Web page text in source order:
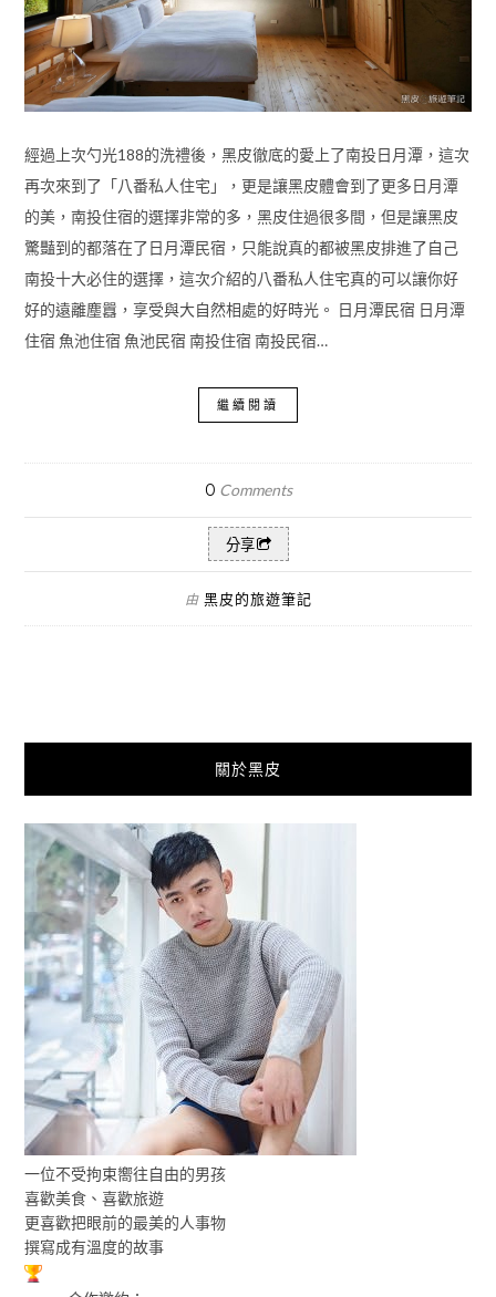
經過上次勺光188的洗禮後，黑皮徹底的愛上了南投日月潭，這次
再次來到了「八番私人住宅」，更是讓黑皮體會到了更多日月潭
的美，南投住宿的選擇非常的多，黑皮住過很多間，但是讓黑皮
驚豔到的都落在了日月潭民宿，只能說真的都被黑皮排進了自己
南投十大必住的選擇，這次介紹的八番私人住宅真的可以讓你好
好的遠離塵囂，享受與大自然相處的好時光。 日月潭民宿 日月潭
住宿 魚池住宿 魚池民宿 南投住宿 南投民宿…
繼續閱讀
0 Comments
分享
由 黑皮的旅遊筆記
關於黑皮
一位不受拘束嚮往自由的男孩
喜歡美食、喜歡旅遊
更喜歡把眼前的最美的人事物
撰寫成有溫度的故事